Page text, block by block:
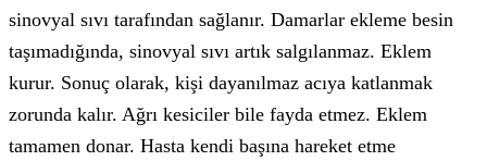
sinovyal sıvı tarafından sağlanır. Damarlar ekleme besin
taşımadığında, sinovyal sıvı artık salgılanmaz. Eklem
kurur. Sonuç olarak, kişi dayanılmaz acıya katlanmak
zorunda kalır. Ağrı kesiciler bile fayda etmez. Eklem
tamamen donar. Hasta kendi başına hareket etme